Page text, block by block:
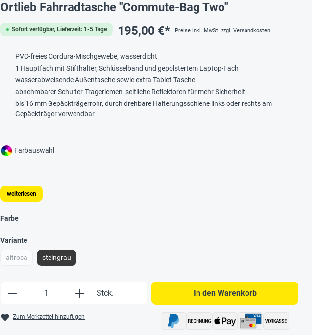
Ortlieb Fahrradtasche "Commute-Bag Two"
Sofort verfügbar, Lieferzeit: 1-5 Tage 195,00 €* Preise inkl. MwSt. zzgl. Versandkosten
PVC-freies Cordura-Mischgewebe, wasserdicht
1 Hauptfach mit Stifthalter, Schlüsselband und gepolstertem Laptop-Fach
wasserabweisende Außentasche sowie extra Tablet-Tasche
abnehmbarer Schulter-Trageriemen, seitliche Reflektoren für mehr Sicherheit
bis 16 mm Gepäckträgerrohr, durch drehbare Halterungsschiene links oder rechts am
Gepäckträger verwendbar
Farbauswahl
weiterlesen
Farbe
Variante
altrosa steingrau
Produkt Anzahl: Gib den gewünschten Wert ein oder
Stck.
Zum Merkzettel hinzufügen
In den Warenkorb